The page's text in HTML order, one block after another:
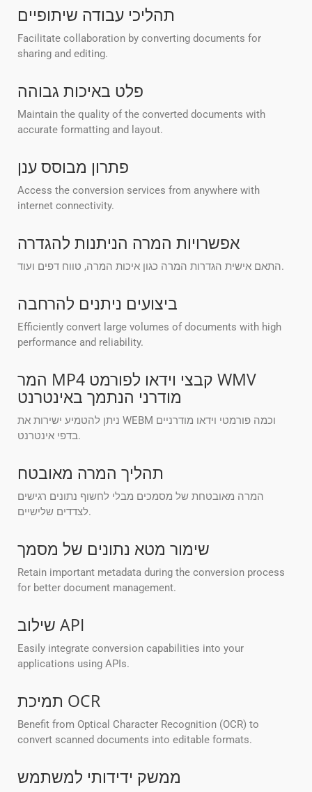
תהליכי עבודה שיתופיים
Facilitate collaboration by converting documents for
sharing and editing.
פלט באיכות גבוהה
Maintain the quality of the converted documents with
accurate formatting and layout.
פתרון מבוסס ענן
Access the conversion services from anywhere with
internet connectivity.
אפשרויות המרה הניתנות להגדרה
התאם אישית הגדרות המרה כגון איכות המרה, טווח דפים ועוד.
ביצועים ניתנים להרחבה
Efficiently convert large volumes of documents with high
performance and reliability.
המר MP4 קבצי וידאו לפורמט WMV
מודרני הנתמך באינטרנט
ניתן להטמיע ישירות את WEBM וכמה פורמטי וידאו מודרניים
בדפי אינטרנט.
תהליך המרה מאובטח
המרה מאובטחת של מסמכים מבלי לחשוף נתונים רגישים
לצדדים שלישיים.
שימור מטא נתונים של מסמך
Retain important metadata during the conversion process
for better document management.
שילוב API
Easily integrate conversion capabilities into your
applications using APIs.
תמיכת OCR
Benefit from Optical Character Recognition (OCR) to
convert scanned documents into editable formats.
ממשק ידידותי למשתמש